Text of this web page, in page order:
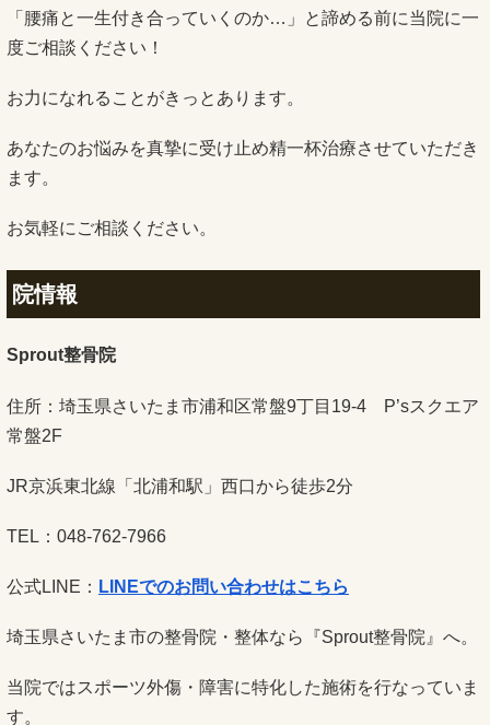
「腰痛と一生付き合っていくのか…」と諦める前に当院に一
度ご相談ください！
お力になれることがきっとあります。
あなたのお悩みを真摯に受け止め精一杯治療させていただき
ます。
お気軽にご相談ください。
院情報
Sprout整骨院
住所：埼玉県さいたま市浦和区常盤9丁目19-4 P’sスクエア
常盤2F
JR京浜東北線「北浦和駅」西口から徒歩2分
TEL：048-762-7966
公式LINE： LINEでのお問い合わせはこちら
埼玉県さいたま市の整骨院・整体なら『Sprout整骨院』へ。
当院ではスポーツ外傷・障害に特化した施術を行なっていま
す。